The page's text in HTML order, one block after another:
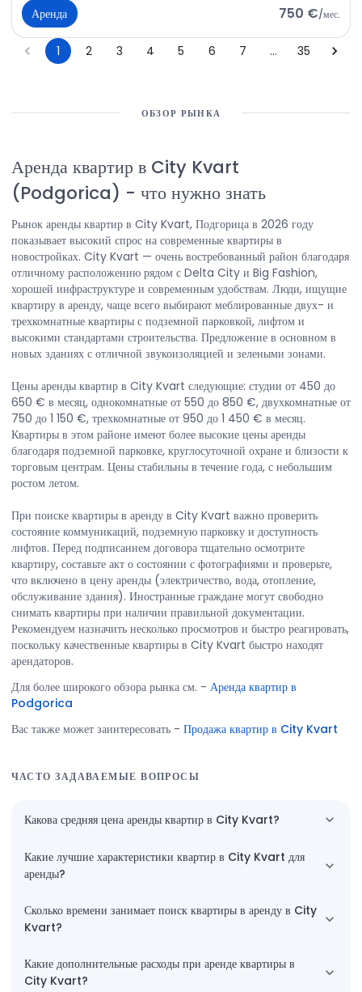
Аренда 750 €/мес.
1 2 3 4 5 6 7 … 35
ОБЗОР РЫНКА
Аренда квартир в City Kvart
(Podgorica) - что нужно знать
Рынок аренды квартир в City Kvart, Подгорица в 2026 году
показывает высокий спрос на современные квартиры в
новостройках. City Kvart — очень востребованный район благодаря
отличному расположению рядом с Delta City и Big Fashion,
хорошей инфраструктуре и современным удобствам. Люди, ищущие
квартиру в аренду, чаще всего выбирают меблированные двух- и
трехкомнатные квартиры с подземной парковкой, лифтом и
высокими стандартами строительства. Предложение в основном в
новых зданиях с отличной звукоизоляцией и зелеными зонами.
Цены аренды квартир в City Kvart следующие: студии от 450 до
650 € в месяц, однокомнатные от 550 до 850 €, двухкомнатные от
750 до 1 150 €, трехкомнатные от 950 до 1 450 € в месяц.
Квартиры в этом районе имеют более высокие цены аренды
благодаря подземной парковке, круглосуточной охране и близости к
торговым центрам. Цены стабильны в течение года, с небольшим
ростом летом.
При поиске квартиры в аренду в City Kvart важно проверить
состояние коммуникаций, подземную парковку и доступность
лифтов. Перед подписанием договора тщательно осмотрите
квартиру, составьте акт о состоянии с фотографиями и проверьте,
что включено в цену аренды (электричество, вода, отопление,
обслуживание здания). Иностранные граждане могут свободно
снимать квартиры при наличии правильной документации.
Рекомендуем назначить несколько просмотров и быстро реагировать,
поскольку качественные квартиры в City Kvart быстро находят
арендаторов.
Для более широкого обзора рынка см. - Аренда квартир в
Podgorica
Вас также может заинтересовать- Продажа квартир в City Kvart
ЧАСТО ЗАДАВАЕМЫЕ ВОПРОСЫ
Какова средняя цена аренды квартир в City Kvart?
Какие лучшие характеристики квартир в City Kvart для
аренды?
Сколько времени занимает поиск квартиры в аренду в City
Kvart?
Какие дополнительные расходы при аренде квартиры в
City Kvart?